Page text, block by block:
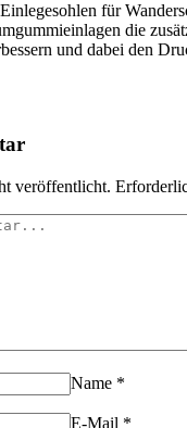
für
die
und dabei den
veröffentlicht.
Name *
E-Mail *